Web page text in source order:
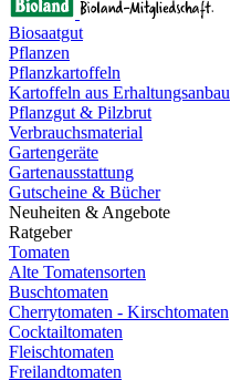
Biosaatgut
Pflanzen
Pflanzkartoffeln
Kartoffeln aus Erhaltungsanbau
Pflanzgut & Pilzbrut
Verbrauchsmaterial
Gartengeräte
Gartenausstattung
Gutscheine & Bücher
Neuheiten & Angebote
Ratgeber
Tomaten
Alte Tomatensorten
Buschtomaten
Cherrytomaten - Kirschtomaten
Cocktailtomaten
Fleischtomaten
Freilandtomaten